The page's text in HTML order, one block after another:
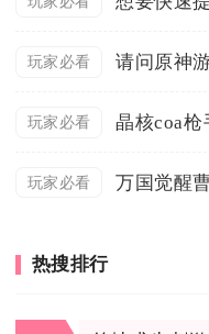
玩家必看 请问原神
玩家必看
玩家必看
热搜排行